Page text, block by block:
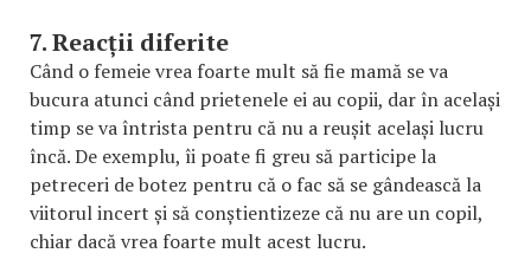
7. Reacții diferite
Când o femeie vrea foarte mult să fie mamă se va
bucura atunci când prietenele ei au copii, dar în același
timp se va întrista pentru că nu a reușit același lucru
încă. De exemplu, îi poate fi greu să participe la
petreceri de botez pentru că o fac să se gândească la
viitorul incert și să conștientizeze că nu are un copil,
chiar dacă vrea foarte mult acest lucru.